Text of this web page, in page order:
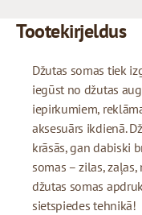
Tootekirjeldus
Džutas somas tiek
iegūst no džutas
iepirkumiem,
aksesuārs ikdienā.
krāsās, gan dabiski
somas – zilas,
džutas somas
sietspiedes tehnikā!